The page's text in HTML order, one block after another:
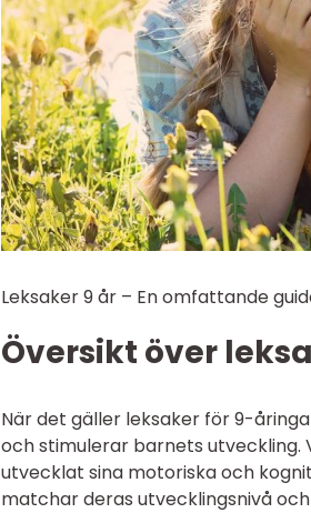
Leksaker 9 år – En omfattande
Översikt över
När det gäller leksaker för 9-
och stimulerar barnets utveckling.
utvecklat sina motoriska och
matchar deras utvecklingsnivå